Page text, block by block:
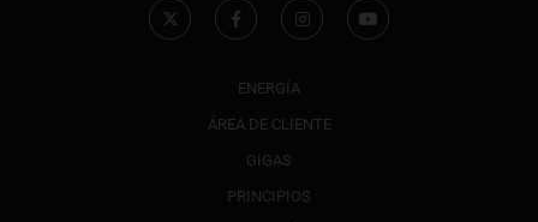
ENERGÍA
ÁREA DE CLIENTE
GIGAS
PRINCIPIOS